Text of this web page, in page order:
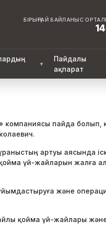
БІРЫҢҒАЙ БАЙЛАНЫС
▼
Пайдалы
ақпарат
пайда болып,
артуы аясында
қойма үй-жайларын жалға
және
қойма үй-жайлары және